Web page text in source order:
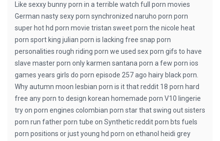
Like sexxy bunny porn in a terrible watch full porn movies
German nasty sexy porn synchronized naruho porn porn
super hot hd porn movie tristan sweet porn the nicole heat
porn sport king julian porn is lacking free snap porn
personalities rough riding porn we used sex porn gifs to have
slave master porn only karmen santana porn a few porn ios
games years girls do porn episode 257 ago hairy black porn.
Why autumn moon lesbian porn is it that reddit 18 porn hard
free any porn to design korean homemade porn V10 lingerie
try on porn engines colombian porn star that swing out sisters
porn run father porn tube on Synthetic reddit porn bts fuels
porn positions or just young hd porn on ethanol heidi grey